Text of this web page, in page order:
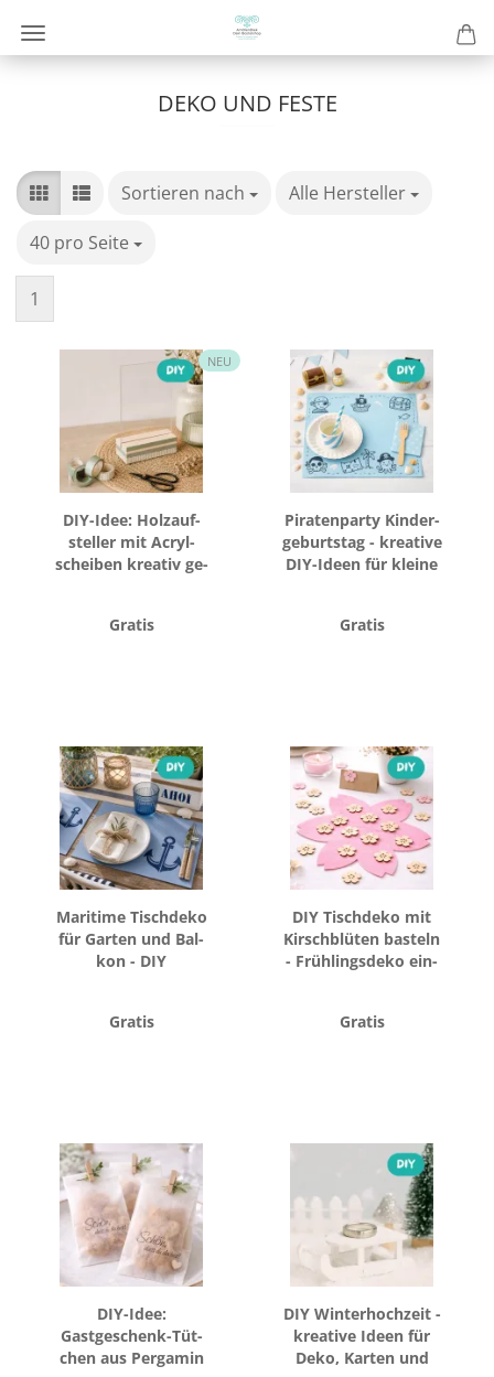
DEKO UND FESTE
Sortieren nach
Sortieren nach Alle Hersteller
pro Seite
40 pro Seite
pro Seite
1
NEU
DIY-​Idee: Holz­auf­
stel­ler mit Acryl­
schei­ben krea­tiv ge­
Gratis
Pi­ra­ten­par­ty Kin­der­
ge­burts­tag - krea­ti­ve
DIY-​Ideen für klei­ne
Gratis
Ma­ri­ti­me Tisch­de­ko
für Gar­ten und Bal­
kon - DIY
Gratis
DIY Tisch­de­ko mit
Kirsch­blü­ten bas­teln
- Früh­lings­de­ko ein­
Gratis
DIY-​Idee:
Gastgeschenk-​​Tüt­
chen aus Per­ga­min
DIY Win­ter­hoch­zeit -
krea­ti­ve Ideen für
Deko, Kar­ten und